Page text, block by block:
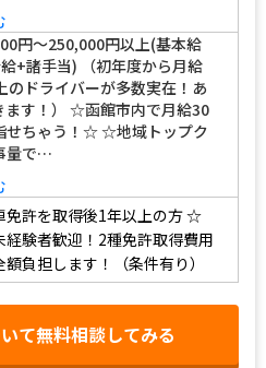
円～250,000円以上(基本給
+諸手当) （初年度から月給
のドライバーが多数実在！あ
ます！） ☆函館市内で月給30
せちゃう！☆ ☆地域トップク
量で…
免許を取得後1年以上の方☆
経験者歓迎！2種免許取得費用
負担します！（条件有り）
て無料相談してみる